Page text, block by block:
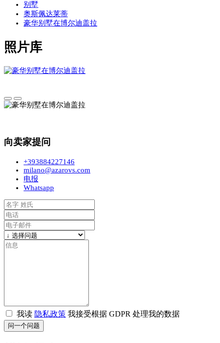
别墅
奥斯佩达莱蒂
豪华别墅在博尔迪盖拉
照片库
向卖家提问
+393884227146
milano@azarovs.com
电报
Whatsapp
我读 隐私政策 我接受根据 GDPR 处理我的数据
问一个问题